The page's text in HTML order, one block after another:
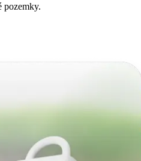
pozemky.